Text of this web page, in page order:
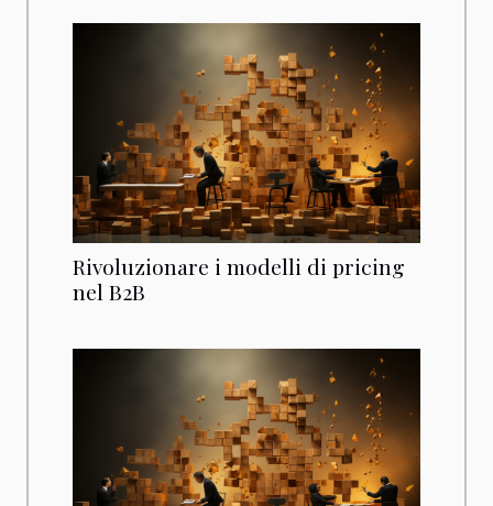
Rivoluzionare i modelli di pricing
nel B2B